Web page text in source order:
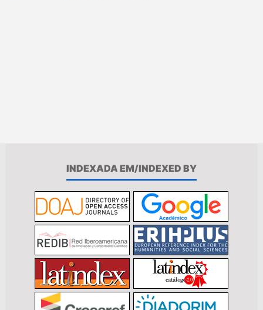
INDEXADA EM/INDEXED BY